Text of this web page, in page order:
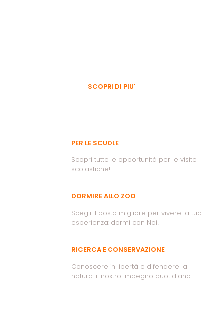
SCOPRI DI PIU'
PER LE SCUOLE
Scopri tutte le opportunità per le visite
scolastiche!
DORMIRE ALLO ZOO
Scegli il posto migliore per vivere la tua
esperienza: dormi con Noi!
RICERCA E CONSERVAZIONE
Conoscere in libertà e difendere la
natura: il nostro impegno quotidiano